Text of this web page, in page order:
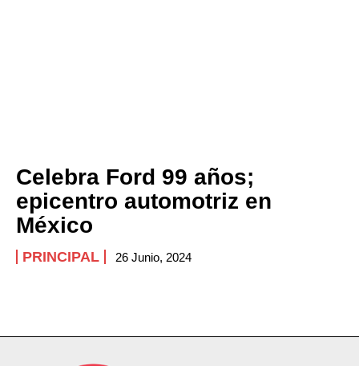
Celebra Ford 99 años;
epicentro automotriz en
México
PRINCIPAL 26 Junio, 2024